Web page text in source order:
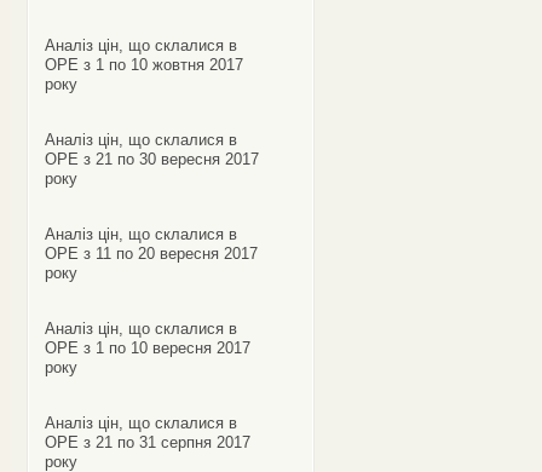
Аналіз цін, що склалися в
ОРЕ з 1 по 10 жовтня 2017
року
Аналіз цін, що склалися в
ОРЕ з 21 по 30 вересня 2017
року
Аналіз цін, що склалися в
ОРЕ з 11 по 20 вересня 2017
року
Аналіз цін, що склалися в
ОРЕ з 1 по 10 вересня 2017
року
Аналіз цін, що склалися в
ОРЕ з 21 по 31 серпня 2017
року